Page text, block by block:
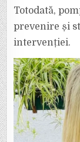
Totodată,
prevenire și
intervenției.